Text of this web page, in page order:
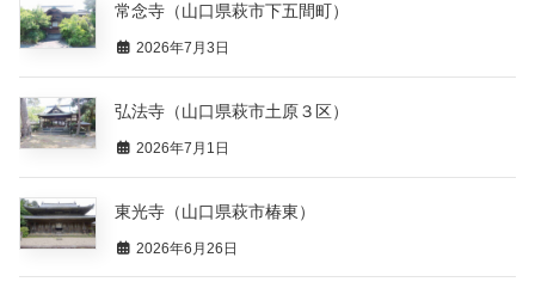
常念寺（山口県萩市下五間町）
2026年7月3日
弘法寺（山口県萩市土原３区）
2026年7月1日
東光寺（山口県萩市椿東）
2026年6月26日